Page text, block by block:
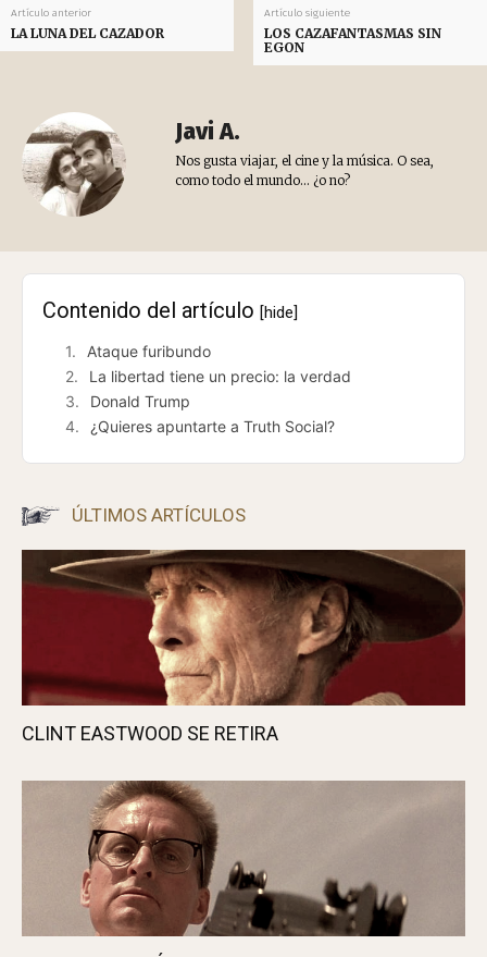
Artículo anterior
LA LUNA DEL CAZADOR
Artículo siguiente
LOS CAZAFANTASMAS SIN
EGON
Javi A.
Nos gusta viajar, el cine y la música. O sea,
como todo el mundo... ¿o no?
Contenido del artículo [hide]
Ataque furibundo
La libertad tiene un precio: la verdad
Donald Trump
¿Quieres apuntarte a Truth Social?
ÚLTIMOS ARTÍCULOS
CLINT EASTWOOD SE RETIRA